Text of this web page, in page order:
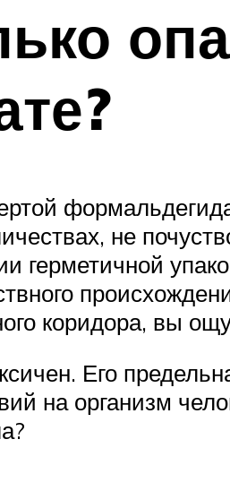
не
герметичной
коридора, вы
Его
на организм